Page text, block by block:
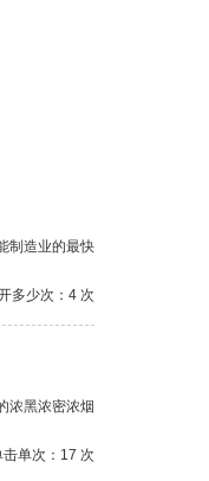
制造业的最快
多少次：4 次
浓黑浓密浓烟
单次：17 次